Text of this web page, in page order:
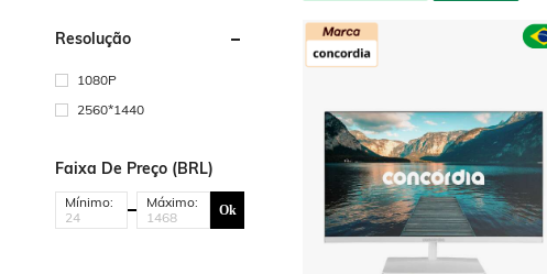
Resolução
1080P
2560*1440
Faixa De Preço (BRL)
Mínimo: Máximo: Ok